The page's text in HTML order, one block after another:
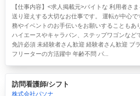
【仕事内容】<求人掲載元>バイトな 利用者さ
送り迎えする大切なお仕事です。 運転が中心
務やイベントのお手伝いをお願いすることもあ
ハイエースやキャラバン、ステップワゴンなど
免許必須 未経験者さん歓迎 経験者さん歓迎 ブ
フリーターの方活躍中 年齢不問 パ...
訪問看護師/シフト
株式会社パソナ